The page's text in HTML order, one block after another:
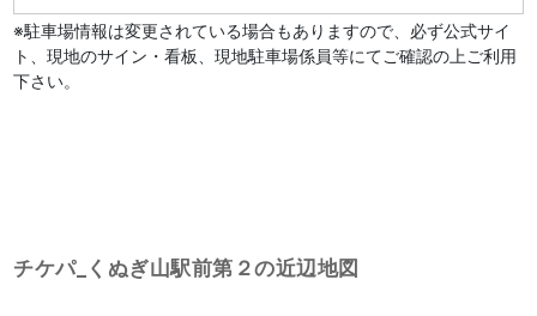
※駐車場情報は変更されている場合もありますので、必ず公式サイ
ト、現地のサイン・看板、現地駐車場係員等にてご確認の上ご利用
下さい。
チケパ_くぬぎ山駅前第２の近辺地図